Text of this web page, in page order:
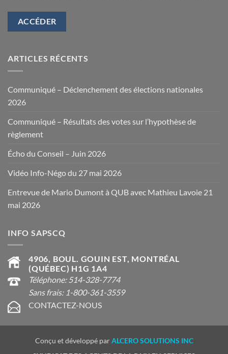
ACCÉDER
ARTICLES RÉCENTS
Communiqué – Déclenchement des élections nationales
2026
Communiqué – Résultats des votes sur l’hypothèse de
règlement
Écho du Conseil – Juin 2026
Vidéo Info-Négo du 27 mai 2026
Entrevue de Mario Dumont à QUB avec Mathieu Lavoie 21
mai 2026
INFO SAPSCQ
4906, BOUL. GOUIN EST, MONTRÉAL
(QUÉBEC) H1G 1A4
Téléphone: 514-328-7774
Sans frais: 1-800-361-3559
CONTACTEZ-NOUS
Conçu et développé parALCERO SOLUTIONS INC